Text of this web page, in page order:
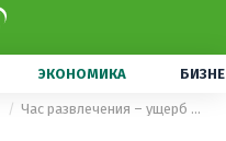
ЭКОНОМИКА
Час развлечения – ущерб на долгие годы: почему джипинг представляет серьезную угрозу для Карпат